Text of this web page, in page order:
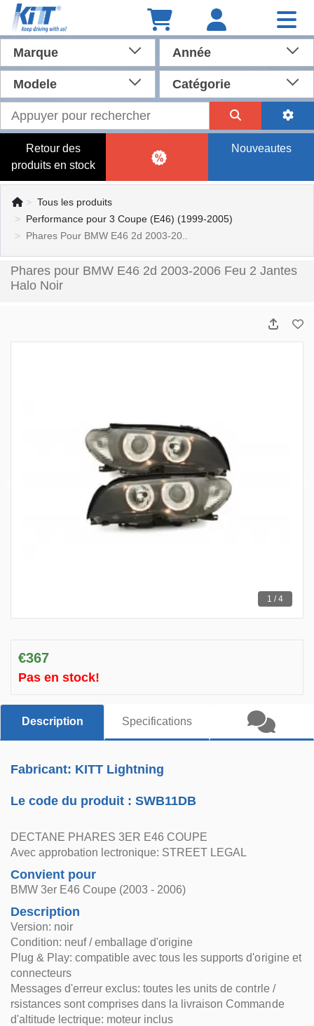
Marque Année
Modele Catégorie
Retour des
produits en stock
Nouveautes
Tous les produits
Performance pour 3 Coupe (E46) (1999-2005)
Phares Pour BMW E46 2d 2003-20..
Phares pour BMW E46 2d 2003-2006 Feu 2 Jantes
Halo Noir
1 / 4
€367
Pas en stock!
Description Specifications
Fabricant: KITT Lightning
Le code du produit :SWB11DB
DECTANE PHARES 3ER E46 COUPE
Avec approbation lectronique: STREET LEGAL
Convient pour
BMW 3er E46 Coupe (2003 - 2006)
Description
Version: noir
Condition: neuf / emballage d'origine
Plug & Play: compatible avec tous les supports d'origine et
connecteurs
Messages d'erreur exclus: toutes les units de contrle /
rsistances sont comprises dans la livraison Commande
d'altitude lectrique: moteur inclus